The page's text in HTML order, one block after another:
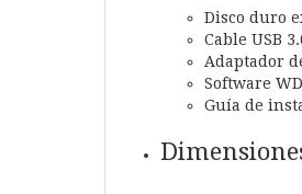
Disco duro
Cable USB
Adaptador
Software
Guía de